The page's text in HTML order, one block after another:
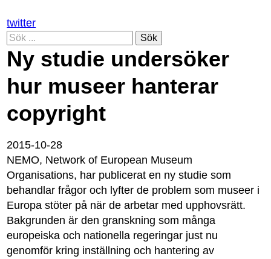
twitter
Sök
Ny studie undersöker
hur museer hanterar
copyright
2015-10-28
NEMO, Network of European Museum
Organisations, har publicerat en ny studie som
behandlar frågor och lyfter de problem som museer i
Europa stöter på när de arbetar med upphovsrätt.
Bakgrunden är den granskning som många
europeiska och nationella regeringar just nu
genomför kring inställning och hantering av